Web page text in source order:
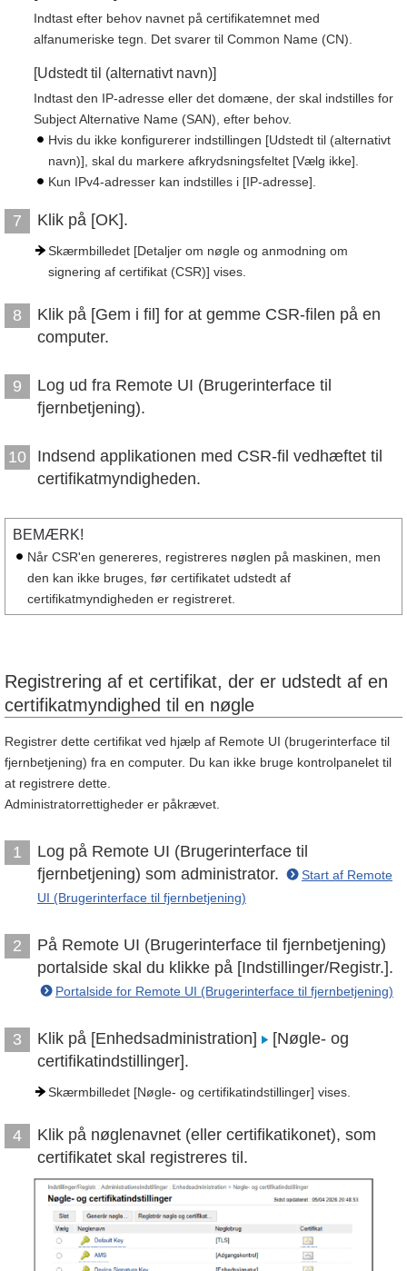
Indtast efter behov navnet på certifikatemnet med
alfanumeriske tegn. Det svarer til Common Name (CN).
[Udstedt til (alternativt navn)]
Indtast den IP-adresse eller det domæne, der skal indstilles for
Subject Alternative Name (SAN), efter behov.
Hvis du ikke konfigurerer indstillingen [Udstedt til (alternativt
navn)], skal du markere afkrydsningsfeltet [Vælg ikke].
Kun IPv4-adresser kan indstilles i [IP-adresse].
7 Klik på [OK].
Skærmbilledet [Detaljer om nøgle og anmodning om
signering af certifikat (CSR)] vises.
8
Klik på [Gem i fil] for at gemme CSR-filen på en
computer.
9
Log ud fra Remote UI (Brugerinterface til
fjernbetjening).
10
Indsend applikationen med CSR-fil vedhæftet til
certifikatmyndigheden.
BEMÆRK!
Når CSR'en genereres, registreres nøglen på maskinen, men
den kan ikke bruges, før certifikatet udstedt af
certifikatmyndigheden er registreret.
Registrering af et certifikat, der er udstedt af en
certifikatmyndighed til en nøgle
Registrer dette certifikat ved hjælp af Remote UI (brugerinterface til
fjernbetjening) fra en computer. Du kan ikke bruge kontrolpanelet til
at registrere dette.
Administratorrettigheder er påkrævet.
1
Log på Remote UI (Brugerinterface til
fjernbetjening) som administrator.
Start af Remote
UI (Brugerinterface til fjernbetjening)
2
På Remote UI (Brugerinterface til fjernbetjening)
portalside skal du klikke på [Indstillinger/Registr.].
Portalside for Remote UI (Brugerinterface til fjernbetjening)
3 Klik på [Enhedsadministration]
[Nøgle- og
certifikatindstillinger].
Skærmbilledet [Nøgle- og certifikatindstillinger] vises.
4
Klik på nøglenavnet (eller certifikatikonet), som
certifikatet skal registreres til.